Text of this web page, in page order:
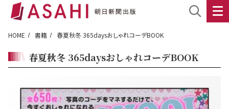
HOME 書籍 春夏秋冬 365daysおしゃれコーデBOOK
春夏秋冬 365daysおしゃれコーデBOOK